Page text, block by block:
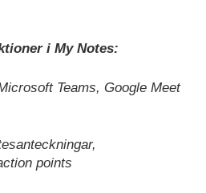
i My Notes:
Teams, Google Meet
points